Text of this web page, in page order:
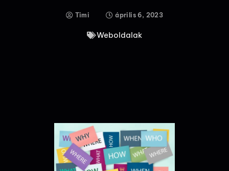
Timi április 6, 2023
Weboldalak